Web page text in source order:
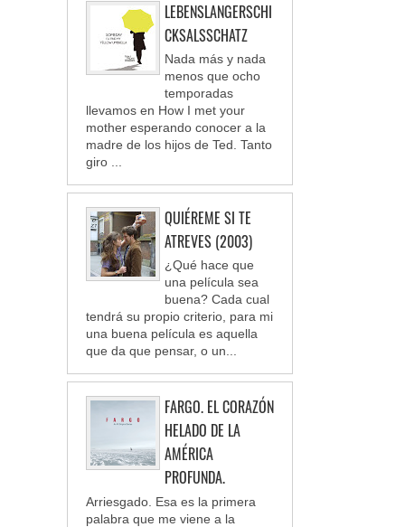
LEBENSLANGERSCHI
CKSALSSCHATZ
Nada más y nada
menos que ocho
temporadas
llevamos en How I met your
mother esperando conocer a la
madre de los hijos de Ted. Tanto
giro ...
QUIÉREME SI TE
ATREVES (2003)
¿Qué hace que
una película sea
buena? Cada cual
tendrá su propio criterio, para mi
una buena película es aquella
que da que pensar, o un...
FARGO. EL CORAZÓN
HELADO DE LA
AMÉRICA
PROFUNDA.
Arriesgado. Esa es la primera
palabra que me viene a la